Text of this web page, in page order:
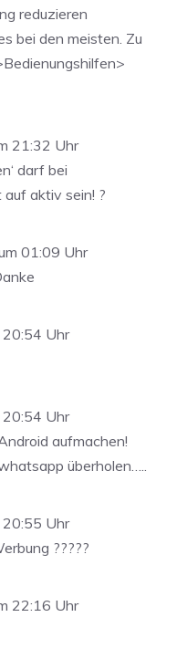
reduzieren
bei den meisten. Zu
21:32 Uhr
darf bei
auf aktiv sein! ?
01:09 Uhr
Uhr
Uhr
aufmachen!
überholen…..
Uhr
?????
22:16 Uhr